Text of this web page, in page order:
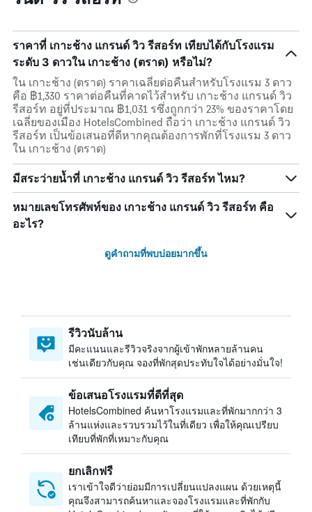
ราคาที่ เกาะช้าง แกรนด์ วิว รีสอร์ท เทียบได้กับโรงแรม
ระดับ 3 ดาวใน เกาะช้าง (ตราด) หรือไม่?
ใน เกาะช้าง (ตราด) ราคาเฉลี่ยต่อคืนสำหรับโรงแรม 3 ดาว
คือ ฿1,330 ราคาต่อคืนที่คาดไว้สำหรับ เกาะช้าง แกรนด์ วิว
รีสอร์ท อยู่ที่ประมาณ ฿1,031 รซึ่งถูกกว่า 23% ของราคาโดย
เฉลี่ยของเมือง HotelsCombined ถือว่า เกาะช้าง แกรนด์ วิว
รีสอร์ท เป็นข้อเสนอที่ดีหากคุณต้องการพักที่โรงแรม 3 ดาว
ใน เกาะช้าง (ตราด)
มีสระว่ายน้ำที่ เกาะช้าง แกรนด์ วิว รีสอร์ท ไหม?
หมายเลขโทรศัพท์ของ เกาะช้าง แกรนด์ วิว รีสอร์ท คือ
อะไร?
ดูคำถามที่พบบ่อยมากขึ้น
รีวิวนับล้าน
มีคะแนนและรีวิวจริงจากผู้เข้าพักหลายล้านคน
เช่นเดียวกับคุณ จองที่พักสุดประทับใจได้อย่างมั่นใจ!
ข้อเสนอโรงแรมที่ดีที่สุด
HotelsCombined ค้นหาโรงแรมและที่พักมากกว่า 3
ล้านแห่งและรวบรวมไว้ในที่เดียว เพื่อให้คุณเปรียบ
เทียบที่พักที่เหมาะกับคุณ
ยกเลิกฟรี
เราเข้าใจดีว่าย่อมมีการเปลี่ยนแปลงแผน ด้วยเหตุนี้
คุณจึงสามารถค้นหาและจองโรงแรมและที่พักกับ